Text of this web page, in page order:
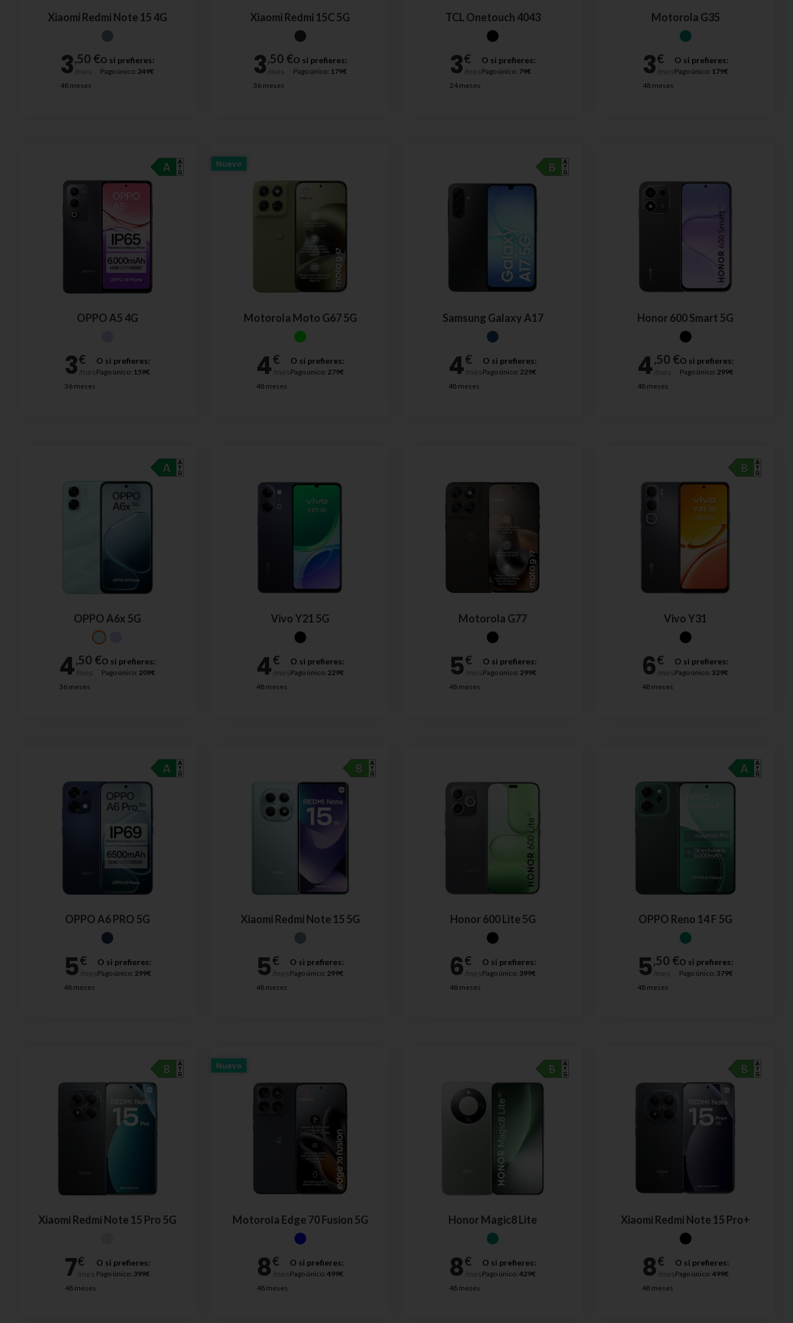
Xiaomi Redmi Note 15 4G
48 meses
O si prefieres:
Pago único: 249€
Xiaomi Redmi 15C 5G
36 meses
O si prefieres:
Pago único: 179€
TCL Onetouch 4043
24 meses
O si prefieres:
Pago único: 79€
Motorola G35
48 meses
O si prefieres:
Pago único: 179€
OPPO A5 4G
36 meses
O si prefieres:
Pago único: 159€
Nuevo
Motorola Moto G67 5G
48 meses
O si prefieres:
Pago único: 279€
Samsung Galaxy A17
48 meses
O si prefieres:
Pago único: 229€
Honor 600 Smart 5G
48 meses
O si prefieres:
Pago único: 299€
OPPO A6x 5G
36 meses
O si prefieres:
Pago único: 209€
Vivo Y21 5G
48 meses
O si prefieres:
Pago único: 229€
Motorola G77
48 meses
O si prefieres:
Pago único: 299€
Vivo Y31
48 meses
O si prefieres:
Pago único: 329€
OPPO A6 PRO 5G
48 meses
O si prefieres:
Pago único: 299€
Xiaomi Redmi Note 15 5G
48 meses
O si prefieres:
Pago único: 299€
Honor 600 Lite 5G
48 meses
O si prefieres:
Pago único: 399€
OPPO Reno 14 F 5G
48 meses
O si prefieres:
Pago único: 379€
Xiaomi Redmi Note 15 Pro 5G
48 meses
O si prefieres:
Pago único: 399€
Nuevo
Motorola Edge 70 Fusion 5G
48 meses
O si prefieres:
Pago único: 499€
Honor Magic8 Lite
48 meses
O si prefieres:
Pago único:429€
Xiaomi Redmi Note 15 Pro+
48 meses
O si prefieres:
Pago único: 499€